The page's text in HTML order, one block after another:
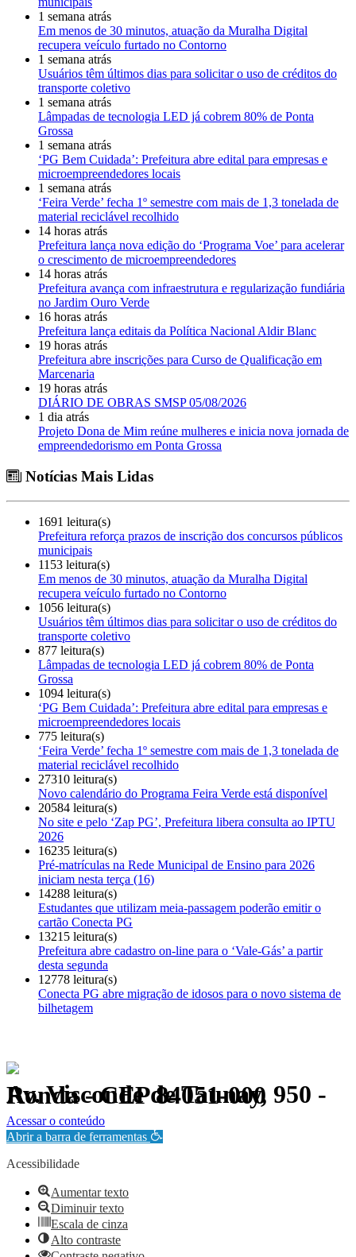
1 semana atrás
Em menos de 30 minutos, atuação da Muralha Digital
recupera veículo furtado no Contorno
1 semana atrás
Usuários têm últimos dias para solicitar o uso de créditos do
transporte coletivo
1 semana atrás
Lâmpadas de tecnologia LED já cobrem 80% de Ponta
Grossa
1 semana atrás
‘PG Bem Cuidada’: Prefeitura abre edital para empresas e
microempreendedores locais
1 semana atrás
‘Feira Verde’ fecha 1º semestre com mais de 1,3 tonelada de
material reciclável recolhido
14 horas atrás
Prefeitura lança nova edição do ‘Programa Voe’ para acelerar
o crescimento de microempreendedores
14 horas atrás
Prefeitura avança com infraestrutura e regularização fundiária
no Jardim Ouro Verde
16 horas atrás
Prefeitura lança editais da Política Nacional Aldir Blanc
19 horas atrás
Prefeitura abre inscrições para Curso de Qualificação em
Marcenaria
19 horas atrás
DIÁRIO DE OBRAS SMSP 05/08/2026
1 dia atrás
Projeto Dona de Mim reúne mulheres e inicia nova jornada de
empreendedorismo em Ponta Grossa
Notícias Mais Lidas
1691 leitura(s)
Prefeitura reforça prazos de inscrição dos concursos públicos
municipais
1153 leitura(s)
Em menos de 30 minutos, atuação da Muralha Digital
recupera veículo furtado no Contorno
1056 leitura(s)
Usuários têm últimos dias para solicitar o uso de créditos do
transporte coletivo
877 leitura(s)
Lâmpadas de tecnologia LED já cobrem 80% de Ponta
Grossa
1094 leitura(s)
‘PG Bem Cuidada’: Prefeitura abre edital para empresas e
microempreendedores locais
775 leitura(s)
‘Feira Verde’ fecha 1º semestre com mais de 1,3 tonelada de
material reciclável recolhido
27310 leitura(s)
Novo calendário do Programa Feira Verde está disponível
20584 leitura(s)
No site e pelo ‘Zap PG’, Prefeitura libera consulta ao IPTU
2026
16235 leitura(s)
Pré-matrículas na Rede Municipal de Ensino para 2026
iniciam nesta terça (16)
14288 leitura(s)
Estudantes que utilizam meia-passagem poderão emitir o
cartão Conecta PG
13215 leitura(s)
Prefeitura abre cadastro on-line para o ‘Vale-Gás’ a partir
desta segunda
12778 leitura(s)
Conecta PG abre migração de idosos para o novo sistema de
bilhetagem
Av. Visconde de Taunay, 950 - Ronda - CEP 84051-000
Política de Privacidade.
Acessar o conteúdo
Abrir a barra de ferramentas
Acessibilidade
Aumentar texto
Diminuir texto
Escala de cinza
Alto contraste